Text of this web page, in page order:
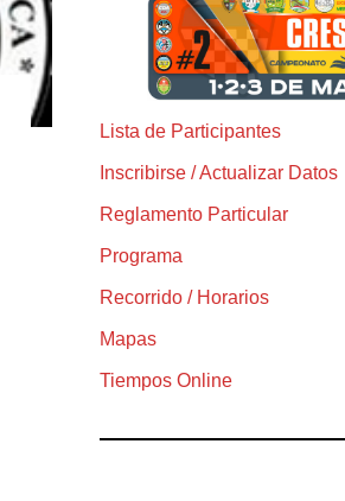
Lista de Participantes
Inscribirse / Actualizar Datos
Reglamento Particular
Programa
Recorrido / Horarios
Mapas
Tiempos Online